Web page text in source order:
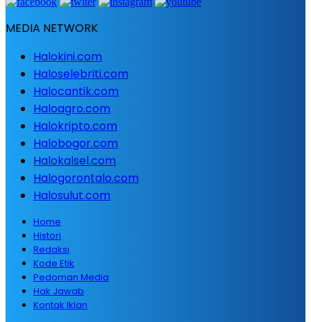
MEDIA NETWORK
Halokini.com
Haloselebriti.com
Halocantik.com
Haloagro.com
Halokripto.com
Halobogor.com
Halokalsel.com
Halogorontalo.com
Halosulut.com
Home
Histori
Redaksi
Kode Etik
Pedoman Media
Hak Jawab
Kontak Iklan